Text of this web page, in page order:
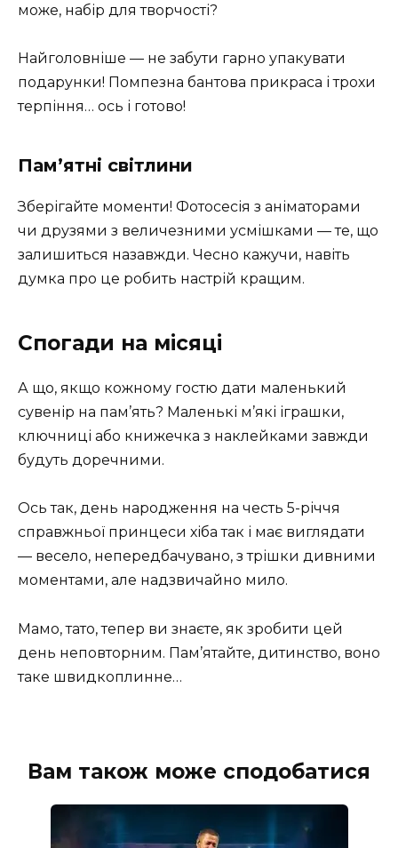
може, набір для творчості?
Найголовніше — не забути гарно упакувати
подарунки! Помпезна бантова прикраса і трохи
терпіння… ось і готово!
Пам’ятні світлини
Зберігайте моменти! Фотосесія з аніматорами
чи друзями з величезними усмішками — те, що
залишиться назавжди. Чесно кажучи, навіть
думка про це робить настрій кращим.
Спогади на місяці
А що, якщо кожному гостю дати маленький
сувенір на пам’ять? Маленькі м’які іграшки,
ключниці або книжечка з наклейками завжди
будуть доречними.
Ось так, день народження на честь 5-річчя
справжньої принцеси хіба так і має виглядати
— весело, непередбачувано, з трішки дивними
моментами, але надзвичайно мило.
Мамо, тато, тепер ви знаєте, як зробити цей
день неповторним. Пам’ятайте, дитинство, воно
таке швидкоплинне…
Вам також може сподобатися